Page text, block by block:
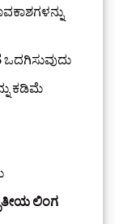
ಒದಗಿಸುವುದು
ಕಡಿಮೆ
ಲಿಂಗ